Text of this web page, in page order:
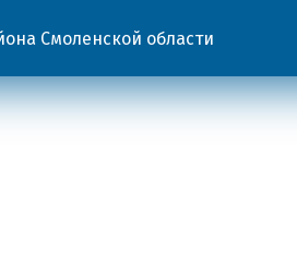
Смоленской области